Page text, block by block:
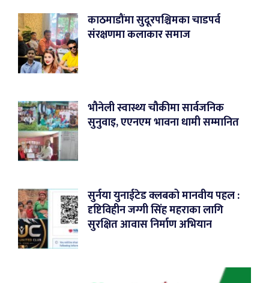
काठमाडौंमा सुदूरपश्चिमका चाडपर्व
संरक्षणमा कलाकार समाज
भौनेली स्वास्थ्य चौकीमा सार्वजनिक
सुनुवाइ, एएनएम भावना धामी सम्मानित
सुर्नया युनाईटेड क्लबको मानवीय पहल :
दृष्टिविहीन जग्गी सिंह महराका लागि
सुरक्षित आवास निर्माण अभियान